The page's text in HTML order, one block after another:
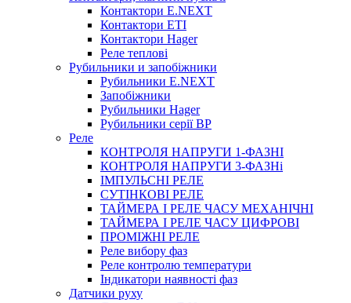
Контактори E.NEXT
Контактори ETI
Контактори Hager
Реле теплові
Рубильники и запобіжники
Рубильники E.NEXT
Запобіжники
Рубильники Hager
Рубильники серії ВР
Реле
КОНТРОЛЯ НАПРУГИ 1-ФАЗНІ
КОНТРОЛЯ НАПРУГИ 3-ФАЗНі
ІМПУЛЬСНІ РЕЛЕ
СУТІНКОВІ РЕЛЕ
ТАЙМЕРА І РЕЛЕ ЧАСУ МЕХАНІЧНІ
ТАЙМЕРА І РЕЛЕ ЧАСУ ЦИФРОВІ
ПРОМІЖНІ РЕЛЕ
Реле вибору фаз
Реле контролю температури
Індикатори наявності фаз
Датчики руху